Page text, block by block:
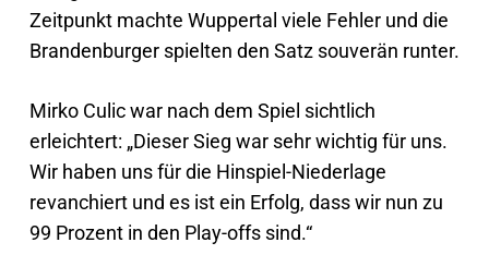
Zeitpunkt machte Wuppertal viele Fehler und die
Brandenburger spielten den Satz souverän runter.
Mirko Culic war nach dem Spiel sichtlich
erleichtert: „Dieser Sieg war sehr wichtig für uns.
Wir haben uns für die Hinspiel-Niederlage
revanchiert und es ist ein Erfolg, dass wir nun zu
99 Prozent in den Play-offs sind.“